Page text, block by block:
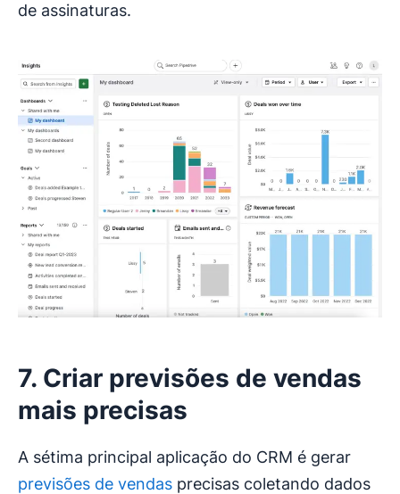
de assinaturas.
7. Criar previsões de vendas
mais precisas
A sétima principal aplicação do CRM é gerar
previsões de vendas precisas coletando dados